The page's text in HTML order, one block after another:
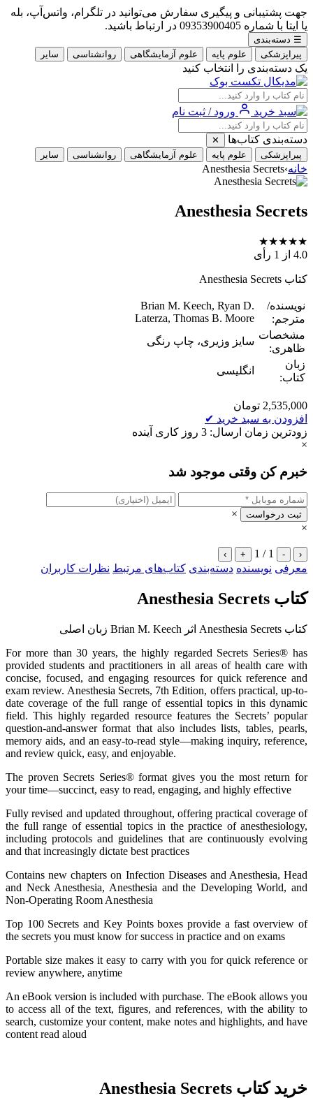
جهت پشتیبانی و پیگیری سفارش می‌توانید در تلگرام، واتس‌آپ، بله
یا ایتا با شماره 09353900405 در ارتباط باشید.
☰ دسته‌بندی
پیراپزشکی
علوم پایه علوم آزمایشگاهی روانشناسی سایر
یک دسته‌بندی را انتخاب کنید
ورود / ثبت نام
دسته‌بندی کتاب‌ها
✕
پیراپزشکی
علوم پایه علوم آزمایشگاهی روانشناسی سایر
خانه›
Anesthesia Secrets
Anesthesia Secrets
★
★
★
★
★
4.0 از 1 رأی
کتاب Anesthesia Secrets
نویسنده/
مترجم:
Brian M. Keech, Ryan D.
Laterza, Thomas B. Moore
مشخصات
ظاهری:
سایز وزیری، چاپ رنگی
زبان
کتاب:
انگلیسی
2,535,000 تومان
افزودن به سبد خرید ✔
زودترین زمان ارسال: 3 روز کاری آینده
×
خبرم کن وقتی موجود شد
ثبت درخواست
×
×
‹
-
1 / 1
+
›
معرفی نویسنده دسته‌بندی کتاب‌های مرتبط نظرات کاربران
کتاب Anesthesia Secrets
کتاب Anesthesia Secrets اثر Brian M. Keech زبان اصلی
For more than 30 years, the highly regarded Secrets Series® has
provided students and practitioners in all areas of health care with
concise, focused, and engaging resources for quick reference and
exam review. Anesthesia Secrets, 7th Edition, offers practical, up-to-
date coverage of the full range of essential topics in this dynamic
field. This highly regarded resource features the Secrets’ popular
question-and-answer format that also includes lists, tables, pearls,
memory aids, and an easy-to-read style―making inquiry, reference,
and review quick, easy, and enjoyable.
The proven Secrets Series® format gives you the most return for
your time―succinct, easy to read, engaging, and highly effective
Fully revised and updated throughout, offering practical coverage of
the full range of essential topics in the practice of anesthesiology,
including protocols and guidelines that are continuously evolving
and that increasingly dictate best practices
Contains new chapters on Infection Diseases and Anesthesia, Head
and Neck Anesthesia, Anesthesia and the Developing World, and
Non-Operating Room Anesthesia
Top 100 Secrets and Key Points boxes provide a fast overview of
the secrets you must know for success in practice and on exams
Portable size makes it easy to carry with you for quick reference or
review anywhere, anytime
An eBook version is included with purchase. The eBook allows you
to access all of the text, figures, and references, with the ability to
search, customize your content, make notes and highlights, and have
content read aloud
خرید کتاب Anesthesia Secrets